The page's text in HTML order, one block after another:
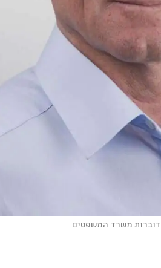
דוברות משרד המשפטים